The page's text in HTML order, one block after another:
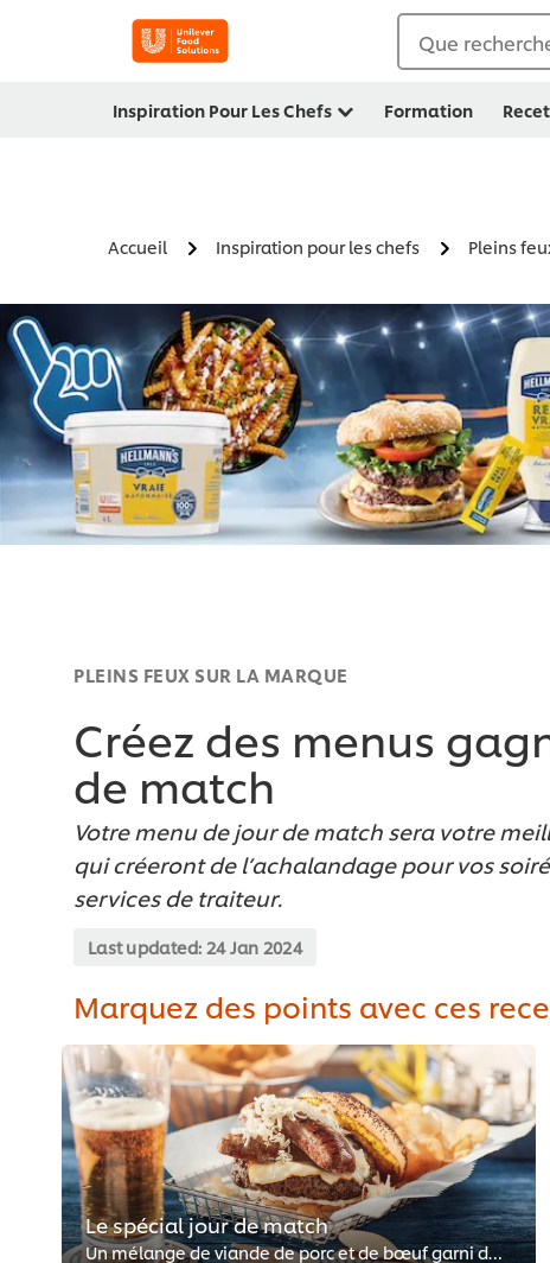
Que
Inspiration Pour Les Chefs Formation
Accueil Inspiration pour les chefs Pleins
PLEINS FEUX SUR LA MARQUE
Créez des menus
de match
Votre menu de jour de match sera votre
qui créeront de l’achalandage pour vos
services de traiteur.
Last updated: 24 Jan 2024
Marquez des points avec ces
Le spécial jour de match
Un mélange de viande de porc et de bœuf garni de bratwurst à la bière, de fromage Muenster, de choucroute, de moutarde à la biè...